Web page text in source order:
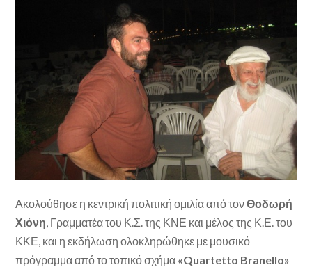
Ακολούθησε η κεντρική πολιτική ομιλία από τονΘοδωρή
Χιόνη , Γραμματέα του Κ.Σ. της ΚΝΕ και μέλος της Κ.Ε. του
ΚΚΕ, και η εκδήλωση ολοκληρώθηκε με μουσικό
πρόγραμμα από το τοπικό σχήμα «Quartetto Branello»